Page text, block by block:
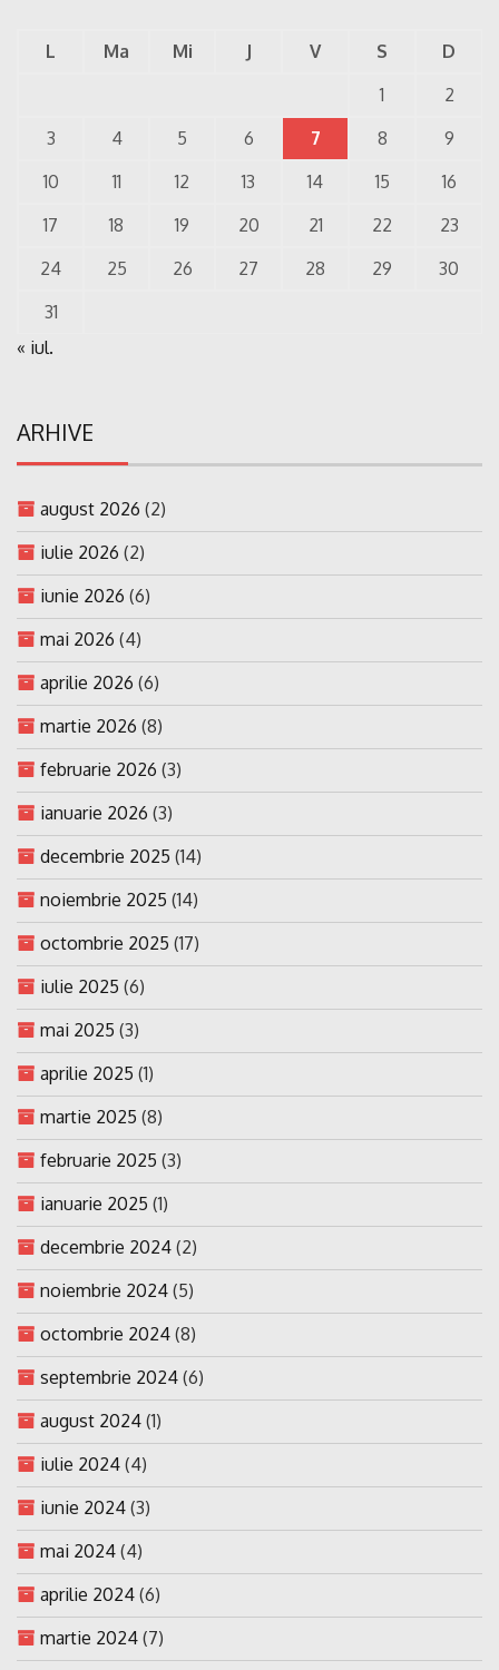
L Ma Mi J V S
D
1
2
3
4 5 6 7 8
9
10
11 12 13 14 15
16
17
18 19 20 21 22
23
24
25 26 27 28 29
30
31
« iul.
ARHIVE
august 2026 (2)
iulie 2026 (2)
iunie 2026 (6)
mai 2026 (4)
aprilie 2026 (6)
martie 2026 (8)
februarie 2026 (3)
ianuarie 2026 (3)
decembrie 2025 (14)
noiembrie 2025 (14)
octombrie 2025 (17)
iulie 2025 (6)
mai 2025 (3)
aprilie 2025 (1)
martie 2025 (8)
februarie 2025 (3)
ianuarie 2025 (1)
decembrie 2024 (2)
noiembrie 2024 (5)
octombrie 2024 (8)
septembrie 2024 (6)
august 2024 (1)
iulie 2024 (4)
iunie 2024 (3)
mai 2024 (4)
aprilie 2024 (6)
martie 2024 (7)